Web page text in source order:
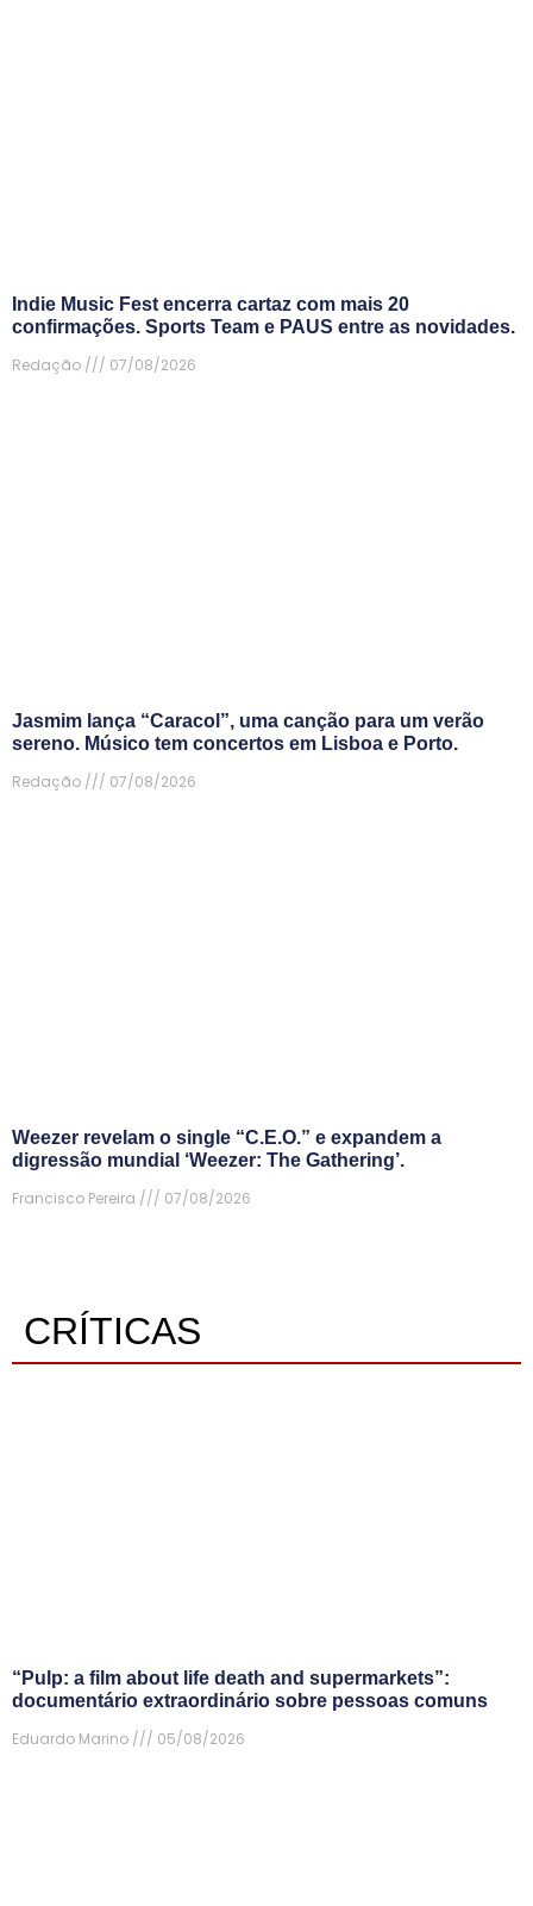
Indie Music Fest encerra cartaz com mais 20
confirmações. Sports Team e PAUS entre as novidades.
Redação
07/08/2026
Jasmim lança “Caracol”, uma canção para um verão
sereno. Músico tem concertos em Lisboa e Porto.
Redação
07/08/2026
Weezer revelam o single “C.E.O.” e expandem a
digressão mundial ‘Weezer: The Gathering’.
Francisco Pereira
07/08/2026
CRÍTICAS
“Pulp: a film about life death and supermarkets”:
documentário extraordinário sobre pessoas comuns
Eduardo Marino
05/08/2026